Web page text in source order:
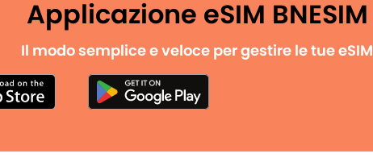
Applicazione eSIM BNESIM
Il modo semplice e veloce per gestire le tue eSIM